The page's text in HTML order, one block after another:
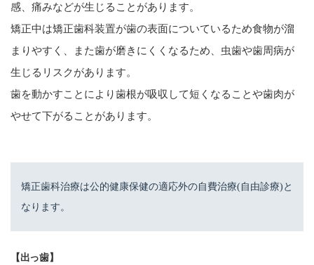
感、痛みなどが生じることがあります。
矯正中は矯正歯科装置が歯の表面についているため食物が溜
まりやすく、また歯が磨きにくくなるため、虫歯や歯周病が
生じるリスクがあります。
歯を動かすことにより歯根が吸収して短くなることや歯肉が
やせて下がることがあります。
矯正歯科治療は公的健康保健の適応外の自費治療(自由診療)と
なります。
【出っ歯】